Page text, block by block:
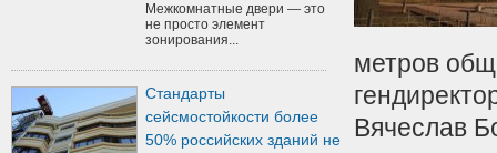
Межкомнатные двери — это
не просто элемент
зонирования...
Стандарты
сейсмостойкости более
50% российских зданий не
метров
Вячеслав